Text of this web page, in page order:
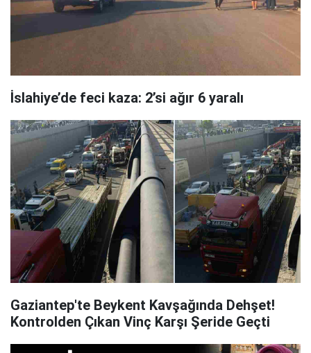
İslahiye’de feci kaza: 2’si ağır 6 yaralı
Gaziantep'te Beykent Kavşağında Dehşet!
Kontrolden Çıkan Vinç Karşı Şeride Geçti